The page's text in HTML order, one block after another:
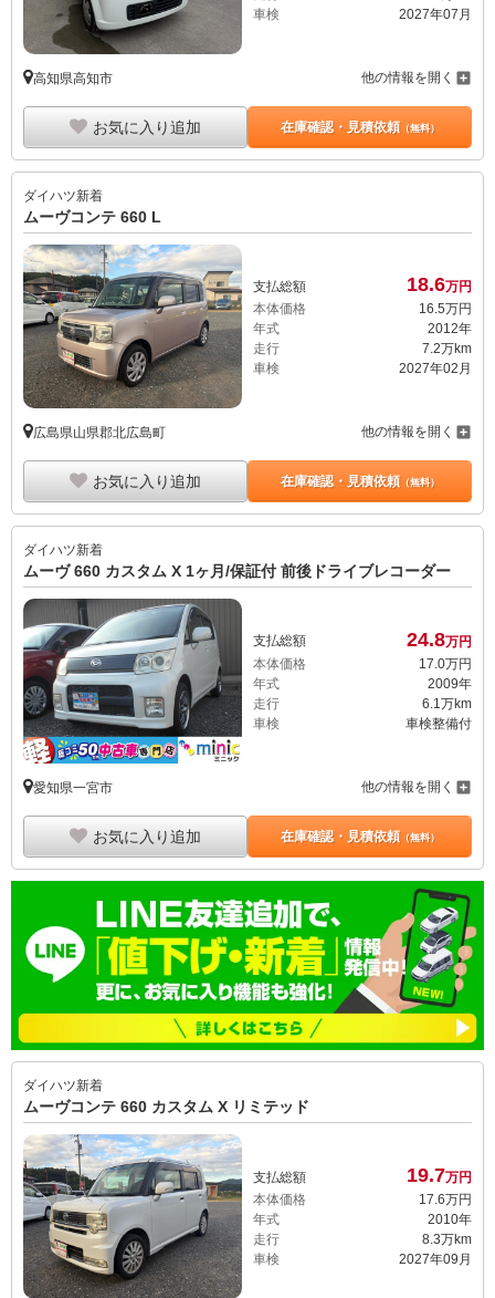
車検
2027年07月
高知県高知市 他の情報を開く
お気に入り追加 在庫確認・見積依頼（無料）
ダイハツ新着
ムーヴコンテ 660 L
支払総額 18.6万円
本体価格
16.5万円
年式
2012年
走行
7.2万km
車検
2027年02月
広島県山県郡北広島町 他の情報を開く
お気に入り追加 在庫確認・見積依頼（無料）
ダイハツ新着
ムーヴ 660 カスタム X 1ヶ月/保証付 前後ドライブレコーダー
支払総額 24.8万円
本体価格
17. 0万円
年式
2009年
走行
6.1万km
車検
車検整備付
愛知県一宮市 他の情報を開く
お気に入り追加 在庫確認・見積依頼（無料）
ダイハツ新着
ムーヴコンテ 660 カスタム X リミテッド
支払総額 19.7万円
本体価格
17.6万円
年式
2010年
走行
8.3万km
車検
2027年09月